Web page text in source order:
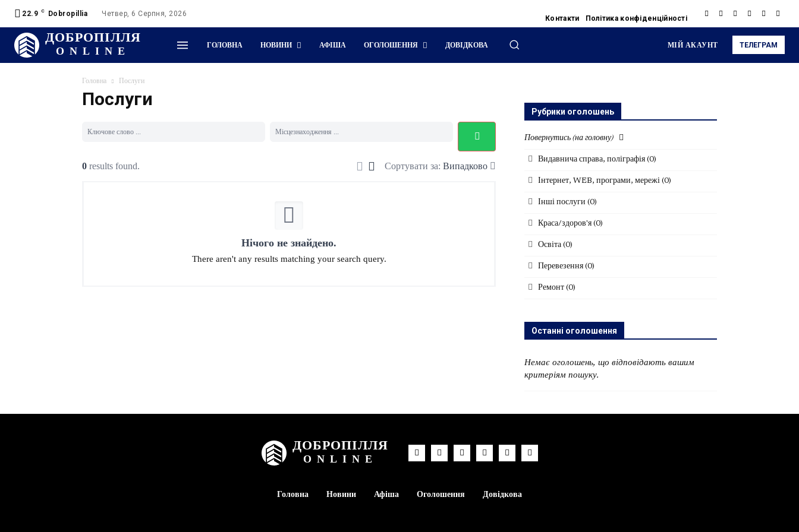
22.9 C Dobropillia Четвер, 6 Серпня, 2026
Контакти Політика конфіденційності
ДОБРОПІЛЛЯ
ONLINE ГОЛОВНА НОВИНИ АФІША ОГОЛОШЕННЯ ДОВІДКОВА МІЙ АКАУНТ ТЕЛЕГРАМ
Головна Послуги
Послуги
Сортувати за: Випадково
0 results found.
Нічого не знайдено.
There aren't any results matching your search query.
Рубрики оголошень
Повернутись (на головну)
Видавнича справа, поліграфія(0)
Інтернет, WEB, програми, мережі(0)
Інші послуги (0)
Краса/здоров'я(0)
Освіта(0)
Перевезення(0)
Ремонт(0)
Останні оголошення
Немає оголошень, що відповідають вашим
критеріям пошуку.
ДОБРОПІЛЛЯ
ONLINE
Головна Новини Афіша Оголошення Довідкова